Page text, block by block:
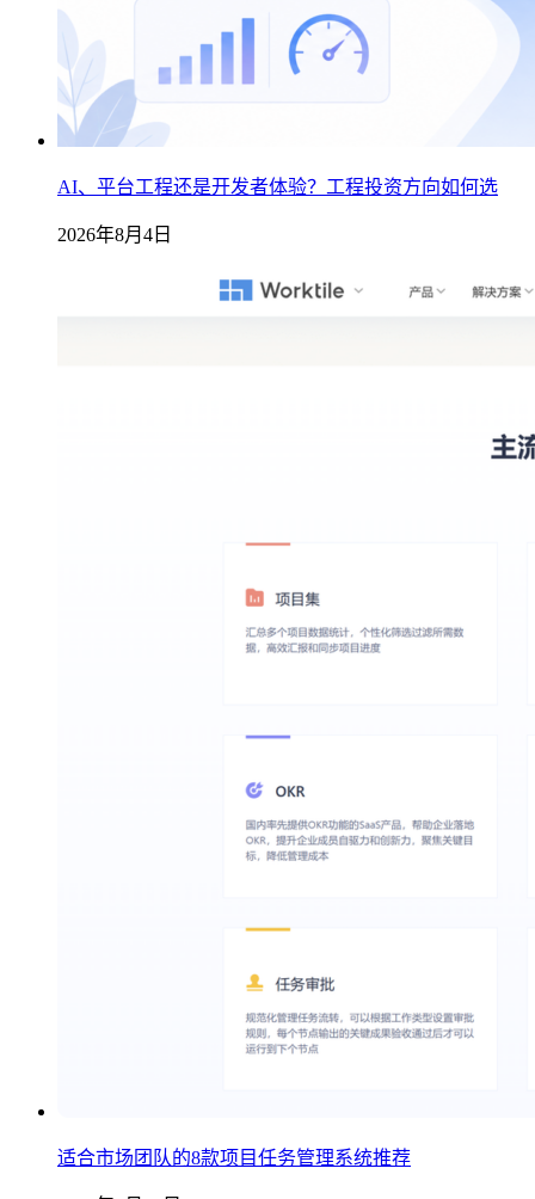
AI、平台工程还是开发者体验？工程投资方向如何选
2026年8月4日
适合市场团队的8款项目任务管理系统推荐